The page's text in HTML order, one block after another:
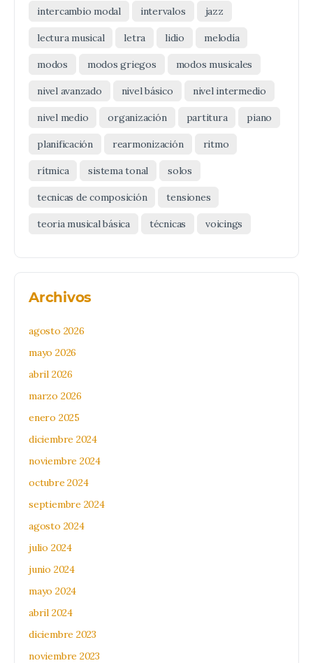
intercambio modal intervalos jazz
lectura musical letra lidio melodía
modos modos griegos modos musicales
nivel avanzado nivel básico nivel intermedio
nivel medio organización partitura piano
planificación rearmonización ritmo
rítmica sistema tonal solos
tecnicas de composición tensiones
teoria musical básica técnicas voicings
Archivos
agosto 2026
mayo 2026
abril 2026
marzo 2026
enero 2025
diciembre 2024
noviembre 2024
octubre 2024
septiembre 2024
agosto 2024
julio 2024
junio 2024
mayo 2024
abril 2024
diciembre 2023
noviembre 2023